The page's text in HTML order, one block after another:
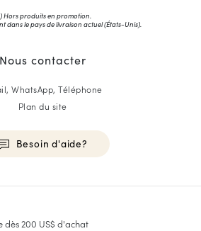
Hors produits en promotion.
dans le pays de livraison actuel (États-Unis).
Nous contacter
WhatsApp, Téléphone
Plan du site
Besoin d'aide?
dès 200 US$ d'achat